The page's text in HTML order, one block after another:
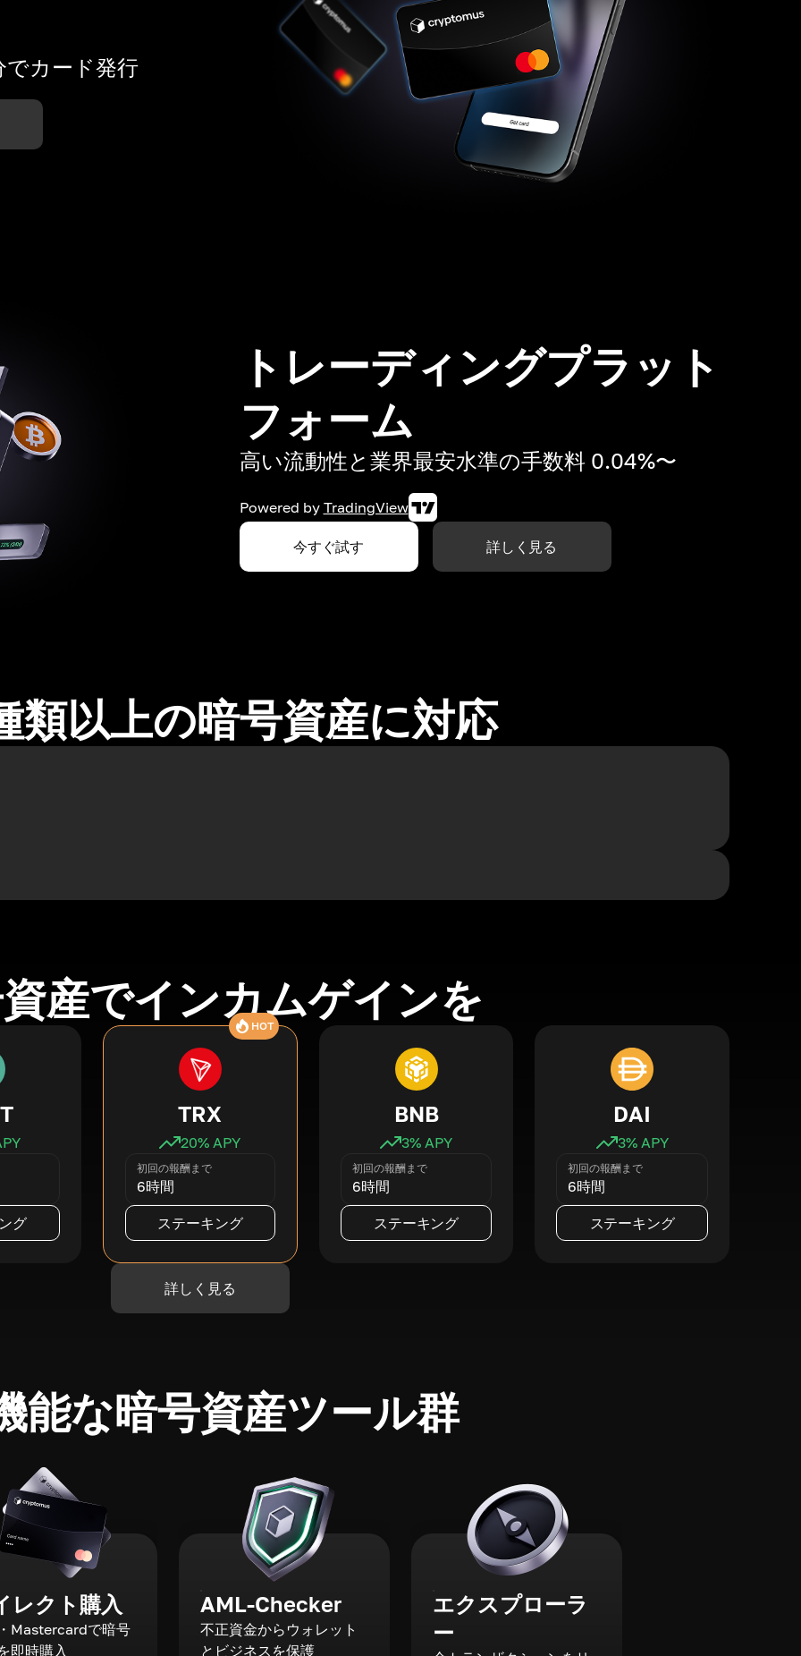
でカード発行
トレーディングプラット
フォーム
高い流動性と業界最安水準の手数料 0.04%〜
Powered by TradingView
今すぐ試す 詳しく見る
類以上の暗号資産に対応
産でインカムゲインを
グ
HOT
TRX
20% APY
初回の報酬まで
6時間
ステーキング
BNB
3% APY
初回の報酬まで
6時間
ステーキング
DAI
3% APY
初回の報酬まで
6時間
ステーキング
詳しく見る
能な暗号資産ツール群
レクト購入
Mastercardで暗号
即時購入
AML-Checker
不正資金からウォレット
とビジネスを保護
エクスプローラ
ー